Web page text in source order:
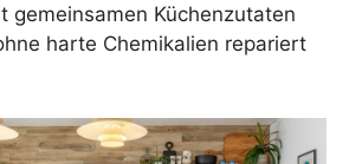
gemeinsamen Küchenzutaten
harte Chemikalien repariert